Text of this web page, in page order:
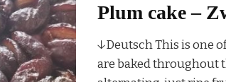
Plum cake –
↓Deutsch This is one
are baked throughout